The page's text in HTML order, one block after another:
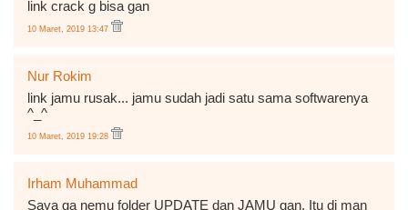
link crack g bisa gan
10 Maret, 2019 13:47
Nur Rokim
link jamu rusak... jamu sudah jadi satu sama softwarenya
^_^
10 Maret, 2019 19:28
Irham Muhammad
Saya ga nemu folder UPDATE dan JAMU gan. Itu di man